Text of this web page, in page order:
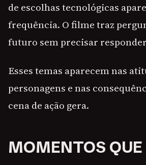
de escolhas tecnológicas
frequência. O filme traz
futuro sem precisar
Esses temas aparecem nas
personagens e nas
cena de ação gera.
MOMENTOS QUE